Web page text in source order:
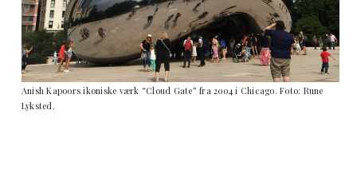
Anish Kapoors ikoniske værk “Cloud Gate” fra 2004 i Chicago. Foto: Rune
Lyksted.